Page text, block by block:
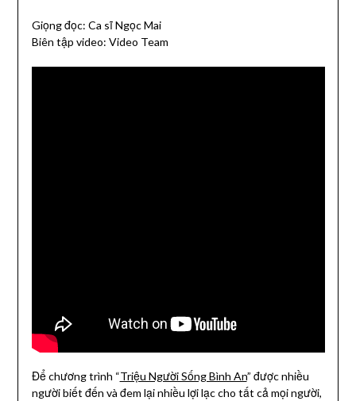
Giọng đọc: Ca sĩ Ngọc Mai
Biên tập video: Video Team
Để chương trình “Triệu Người Sống Bình An” được nhiều
người biết đến và đem lại nhiều lợi lạc cho tất cả mọi người,